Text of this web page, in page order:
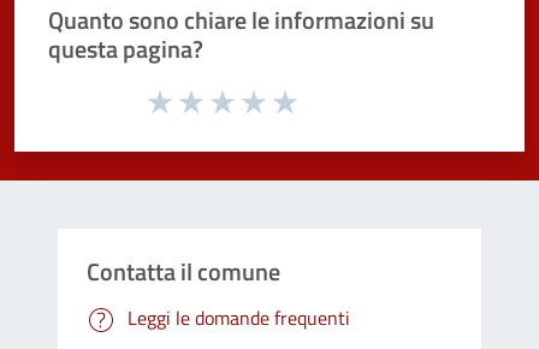
Quanto sono chiare le informazioni su
questa pagina?
Valuta da 1 a 5 stelle la pagina
Contatta il comune
Leggi le domande frequenti